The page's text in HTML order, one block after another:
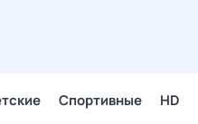
Спортивные HD